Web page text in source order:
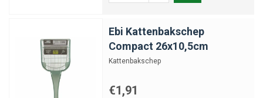
Ebi Kattenbakschep
Compact 26x10,5cm
Kattenbakschep
€1,91